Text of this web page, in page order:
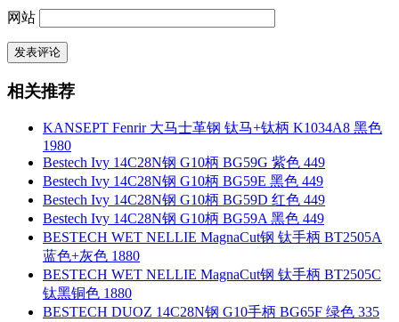
网站
相关推荐
KANSEPT Fenrir 大马士革钢 钛马+钛柄 K1034A8 黑色
1980
Bestech Ivy 14C28N钢 G10柄 BG59G 紫色 449
Bestech Ivy 14C28N钢 G10柄 BG59E 黑色 449
Bestech Ivy 14C28N钢 G10柄 BG59D 红色 449
Bestech Ivy 14C28N钢 G10柄 BG59A 黑色 449
BESTECH WET NELLIE MagnaCut钢 钛手柄 BT2505A
蓝色+灰色 1880
BESTECH WET NELLIE MagnaCut钢 钛手柄 BT2505C
钛黑铜色 1880
BESTECH DUOZ 14C28N钢 G10手柄 BG65F 绿色 335